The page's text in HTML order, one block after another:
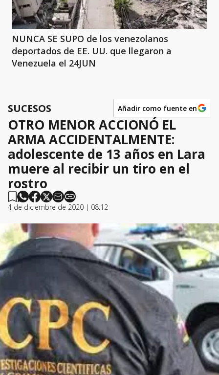
NUNCA SE SUPO de los venezolanos
deportados de EE. UU. que llegaron a
Venezuela el 24JUN
SUCESOS Añadir como fuente en
OTRO MENOR ACCIONÓ EL
ARMA ACCIDENTALMENTE:
adolescente de 13 años en Lara
muere al recibir un tiro en el
rostro
4 de diciembre de 2020 | 08:12